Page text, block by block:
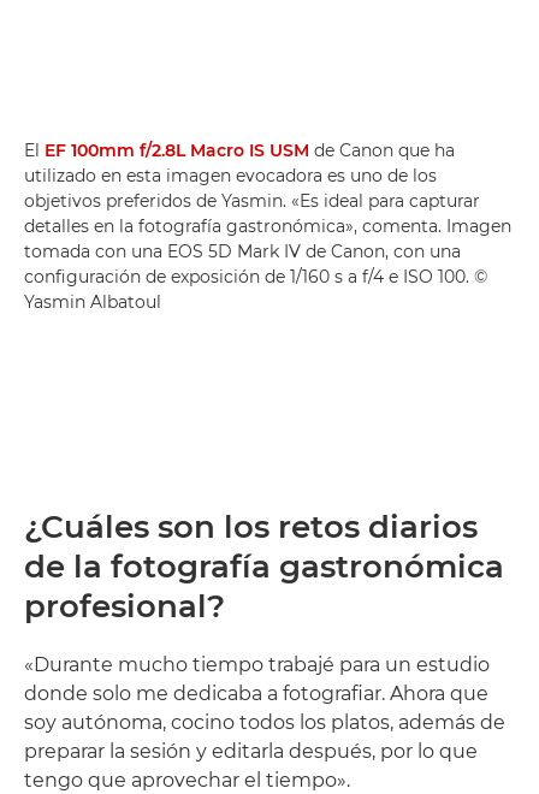
El EF 100mm f/2.8L Macro IS USM de Canon que ha
utilizado en esta imagen evocadora es uno de los
objetivos preferidos de Yasmin. «Es ideal para capturar
detalles en la fotografía gastronómica», comenta. Imagen
tomada con una EOS 5D Mark IV de Canon, con una
configuración de exposición de 1/160 s a f/4 e ISO 100. ©
Yasmin Albatoul
¿Cuáles son los retos diarios
de la fotografía gastronómica
profesional?
«Durante mucho tiempo trabajé para un estudio
donde solo me dedicaba a fotografiar. Ahora que
soy autónoma, cocino todos los platos, además de
preparar la sesión y editarla después, por lo que
tengo que aprovechar el tiempo».